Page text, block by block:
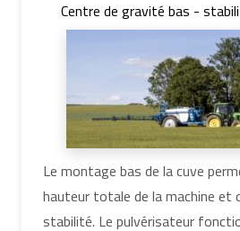
Centre de gravité bas -
Le montage bas de la cuve
hauteur totale de la machine et
stabilité. Le pulvérisateur